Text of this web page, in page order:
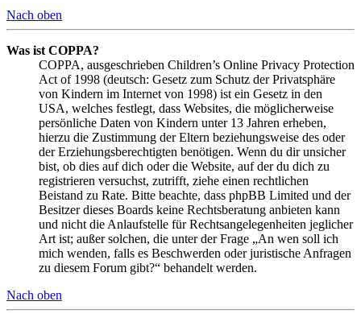
Nach oben
Was ist COPPA?
COPPA, ausgeschrieben Children’s Online Privacy Protection
Act of 1998 (deutsch: Gesetz zum Schutz der Privatsphäre
von Kindern im Internet von 1998) ist ein Gesetz in den
USA, welches festlegt, dass Websites, die möglicherweise
persönliche Daten von Kindern unter 13 Jahren erheben,
hierzu die Zustimmung der Eltern beziehungsweise des oder
der Erziehungsberechtigten benötigen. Wenn du dir unsicher
bist, ob dies auf dich oder die Website, auf der du dich zu
registrieren versuchst, zutrifft, ziehe einen rechtlichen
Beistand zu Rate. Bitte beachte, dass phpBB Limited und der
Besitzer dieses Boards keine Rechtsberatung anbieten kann
und nicht die Anlaufstelle für Rechtsangelegenheiten jeglicher
Art ist; außer solchen, die unter der Frage „An wen soll ich
mich wenden, falls es Beschwerden oder juristische Anfragen
zu diesem Forum gibt?“ behandelt werden.
Nach oben